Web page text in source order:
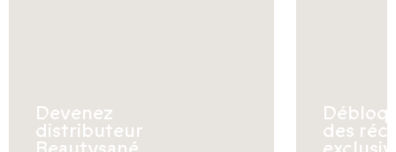
Devenez
distributeur des